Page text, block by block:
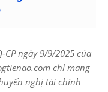
CP ngày 9/9/2025 của
chỉ mang
nghị tài chính